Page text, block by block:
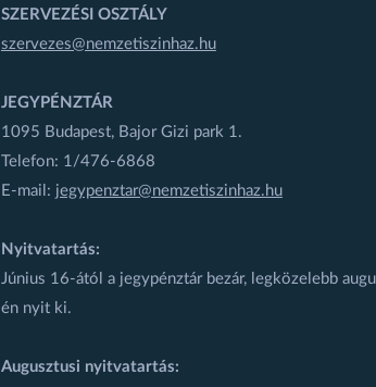
SZERVEZÉSI OSZTÁLY
szervezes@nemzetiszinhaz.hu
JEGYPÉNZTÁR
1095 Budapest, Bajor Gizi park 1.
Telefon: 1/476-6868
E-mail: jegypenztar@nemzetiszinhaz.hu
Nyitvatartás:
Június 16-ától a jegypénztár bezár, legközelebb
én nyit ki.
Augusztusi nyitvatartás: